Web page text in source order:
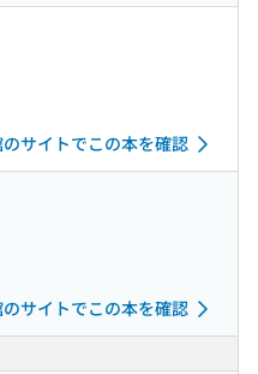
サイトでこの本を確認
サイトでこの本を確認